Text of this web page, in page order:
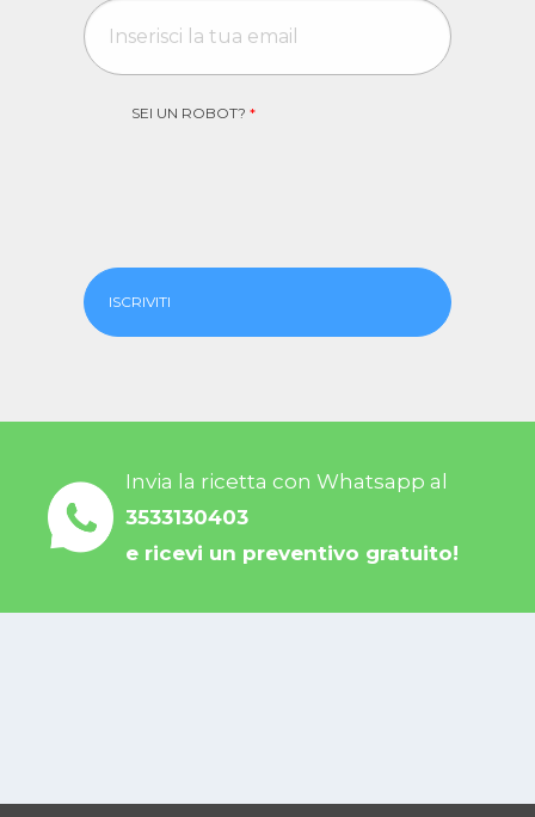
SEI UN ROBOT? *
ISCRIVITI
Invia la ricetta con Whatsapp al
3533130403
e ricevi un preventivo gratuito!